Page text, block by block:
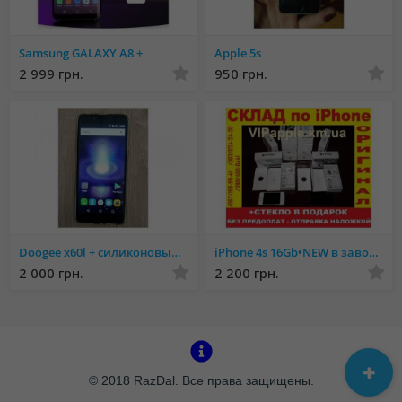
Samsung GALAXY A8 +
2 999 грн.
Apple 5s
950 грн.
Doogee x60l + силиконовый чехол
2 000 грн.
iPhone 4s 16Gb•NEW в завод.плёнке•Оригинал•NEVERLOCK•Айфон 4с•15штное
2 200 грн.
© 2018 RazDal. Все права защищены.